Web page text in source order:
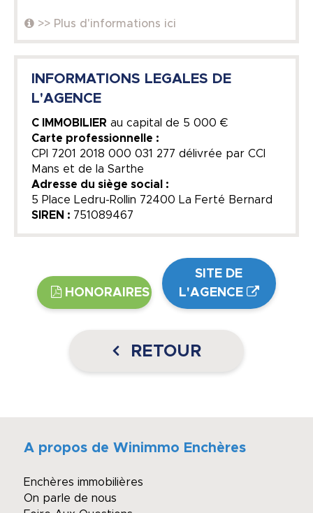
>> Plus d'informations ici
INFORMATIONS LEGALES DE
L'AGENCE
C IMMOBILIER au capital de 5 000 €
Carte professionnelle :
CPI 7201 2018 000 031 277 délivrée par CCI
Mans et de la Sarthe
Adresse du siège social :
5 Place Ledru-Rollin 72400 La Ferté Bernard
SIREN : 751089467
HONORAIRES
SITE DE
L'AGENCE
RETOUR
A propos de Winimmo Enchères
Enchères immobilières
On parle de nous